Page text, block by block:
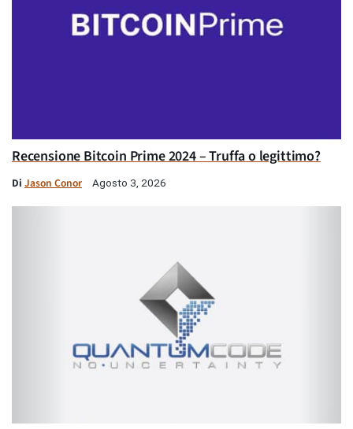
Recensione Bitcoin Prime 2024 – Truffa o legittimo?
Di Jason Conor Agosto 3, 2026